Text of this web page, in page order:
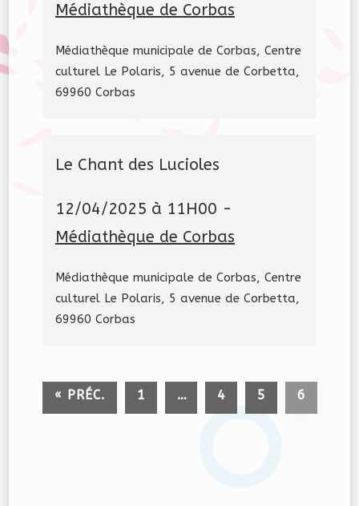
Médiathèque de Corbas
Médiathèque municipale de Corbas, Centre
culturel Le Polaris, 5 avenue de Corbetta,
69960 Corbas
Le Chant des Lucioles
12/04/2025 à 11H00 -
Médiathèque de Corbas
Médiathèque municipale de Corbas, Centre
culturel Le Polaris, 5 avenue de Corbetta,
69960 Corbas
« PRÉC. 1 … 4 5 6